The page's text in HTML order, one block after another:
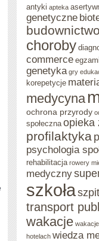
antyki apteka
genetyczne
budownictwo
choroby
commerce
genetyka gry
korepetycje
medycyna
ochrona przyrody
społeczna opieka
profilaktyka
psychologia
rehabilitacja rowery
medyczny
szkoła
transport
wakacje
hotelach wiedza